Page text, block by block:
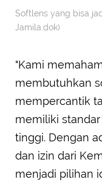
Softlens yang bisa
Jamila.dok)
"Kami
membutuhkan
mempercantik
memiliki
tinggi. Dengan
dan izin dari
menjadi pilihan